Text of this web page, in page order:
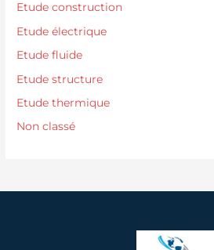
Etude construction
Etude électrique
Etude fluide
Etude structure
Etude thermique
Non classé